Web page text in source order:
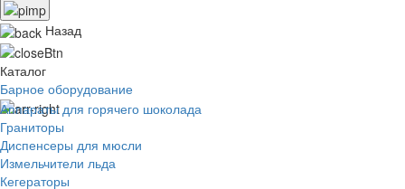
Назад
Каталог
Барное оборудование
Аппараты для горячего шоколада
Граниторы
Диспенсеры для мюсли
Измельчители льда
Кегераторы